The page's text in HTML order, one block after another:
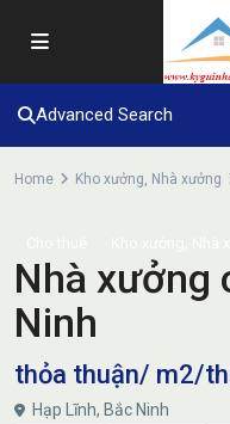
Advanced Search
Home Kho xưởng, Nhà xưởng
Nhà xưởng
Ninh
thỏa thuận/ m2/
Hạp Lĩnh, Bắc Ninh